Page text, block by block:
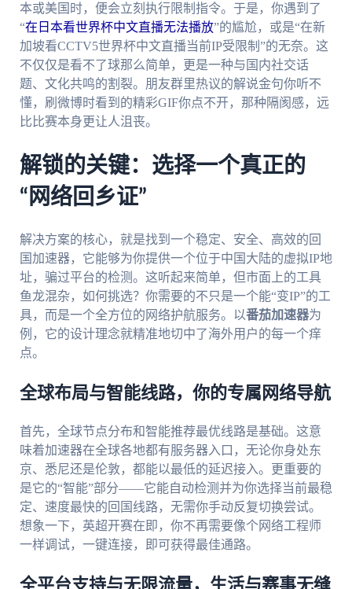
本或美国时，便会立刻执行限制指令。于是，你遇到了
“在日本看世界杯中文直播无法播放”的尴尬，或是“在新
加坡看CCTV5世界杯中文直播当前IP受限制”的无奈。这
不仅仅是看不了球那么简单，更是一种与国内社交话
题、文化共鸣的割裂。朋友群里热议的解说金句你听不
懂，刷微博时看到的精彩GIF你点不开，那种隔阂感，远
比比赛本身更让人沮丧。
解锁的关键：选择一个真正的
“网络回乡证”
解决方案的核心，就是找到一个稳定、安全、高效的回
国加速器，它能够为你提供一个位于中国大陆的虚拟IP地
址，骗过平台的检测。这听起来简单，但市面上的工具
鱼龙混杂，如何挑选？你需要的不只是一个能“变IP”的工
具，而是一个全方位的网络护航服务。以番茄加速器为
例，它的设计理念就精准地切中了海外用户的每一个痒
点。
全球布局与智能线路，你的专属网络导航
首先，全球节点分布和智能推荐最优线路是基础。这意
味着加速器在全球各地都有服务器入口，无论你身处东
京、悉尼还是伦敦，都能以最低的延迟接入。更重要的
是它的“智能”部分——它能自动检测并为你选择当前最稳
定、速度最快的回国线路，无需你手动反复切换尝试。
想象一下，英超开赛在即，你不再需要像个网络工程师
一样调试，一键连接，即可获得最佳通路。
全平台支持与无限流量，生活与赛事无缝